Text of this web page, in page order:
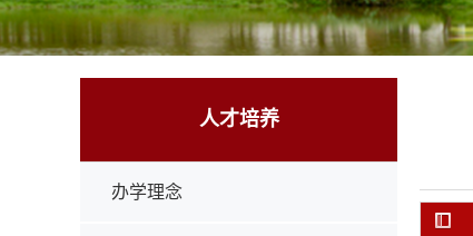
人才培养
办学理念